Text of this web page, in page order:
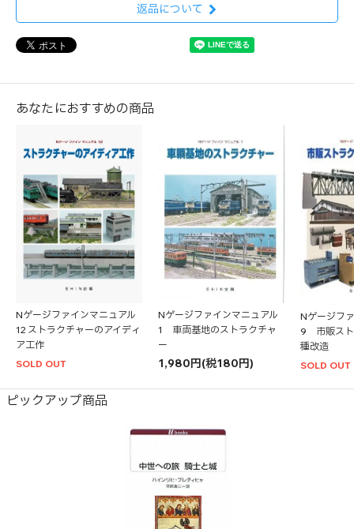
返品について
あなたにおすすめの商品
Nゲージファインマニュアル
12 ストラクチャーのアイディ
ア工作
SOLD OUT
Nゲージファインマニュアル
1 車両基地のストラクチャ
ー
1,980円(税180円)
Nゲージフ
9 市販スト
種改造
SOLD OUT
ピックアップ商品